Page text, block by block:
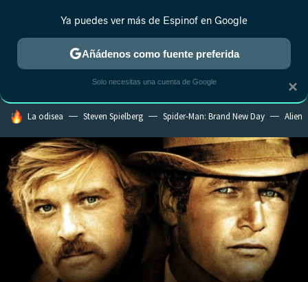
ESTRENOS REALITY ANIME RANKINGS CINE
HOY SE HABLA DE
La odisea Steven Spielberg Spider-Man: Brand New Day Alien
×
Ya puedes ver más de Espinof en Google
Añádenos como fuente preferida
Solo necesitas una cuenta de Google